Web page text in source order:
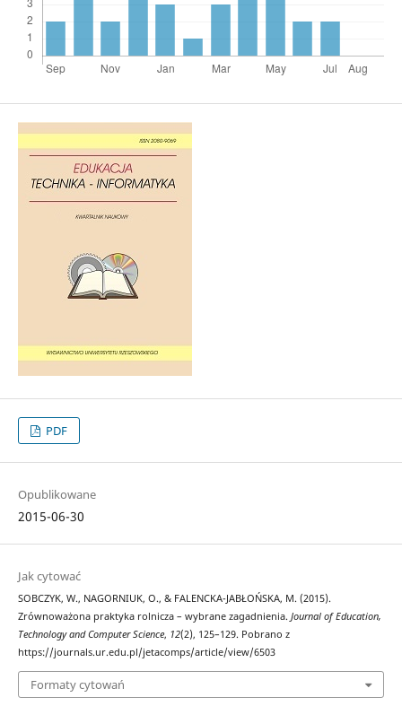
PDF
Opublikowane
2015-06-30
Jak cytować
SOBCZYK, W., NAGORNIUK, O., & FALENCKA-JABŁOŃSKA, M. (2015).
Zrównoważona praktyka rolnicza – wybrane zagadnienia. Journal of Education,
Technology and Computer Science, 12(2), 125–129. Pobrano z
https://journals.ur.edu.pl/jetacomps/article/view/6503
Formaty cytowań